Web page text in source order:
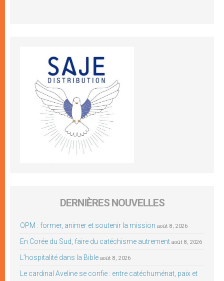
DERNIÈRES NOUVELLES
OPM : former, animer et soutenir la mission août 8, 2026
En Corée du Sud, faire du catéchisme autrement août 8, 2026
L’hospitalité dans la Bible août 8, 2026
Le cardinal Aveline se confie : entre catéchuménat, paix et